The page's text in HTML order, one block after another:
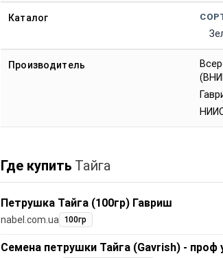
Каталог
Производитель
Где купить Тайга
Петрушка Тайга (100гр) Гавриш
nabel.com.ua 100гр
Семена петрушки Тайга (Gavrish) - проф